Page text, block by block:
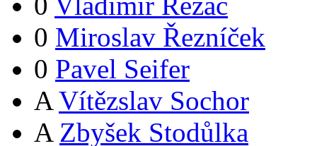
0 Miroslav Řezníček
0 Pavel Seifer
A Vítězslav Sochor
A Zbyšek Stodůlka